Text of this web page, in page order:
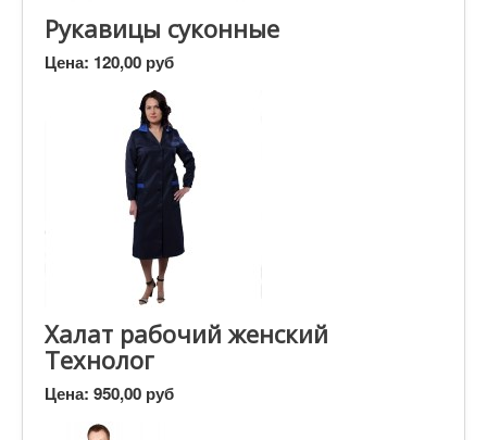
Рукавицы суконные
Цена: 120,00 руб
Халат рабочий женский
Технолог
Цена: 950,00 руб